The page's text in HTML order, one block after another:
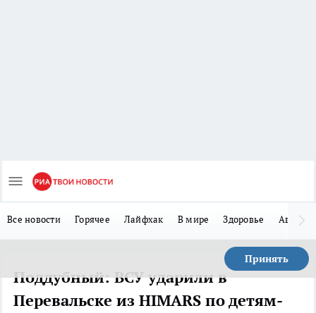
Все новости Горячее Лайфхак В мире Здоровье Авто
Принять
Поддубный: ВСУ ударили в
Перевальске из HIMARS по детям-